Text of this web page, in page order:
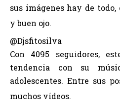
sus imágenes hay de
y buen ojo.
@Djsfitosilva
Con 4095 seguidores,
tendencia con su
adolescentes. Entre sus
muchos vídeos.